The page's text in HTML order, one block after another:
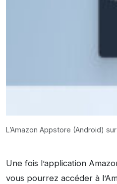
L’Amazon Appstore (Android)
Une fois l’application
vous pourrez accéder à